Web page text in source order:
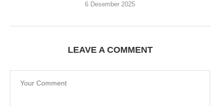
6 Desember 2025
LEAVE A COMMENT